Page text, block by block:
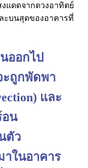
งแดดจากดวงอาทิตย์
ะบนสุดของอาคารที่
ออกไป
ะถูกพัดพา
และ
อน
ตัว
าในอาคาร